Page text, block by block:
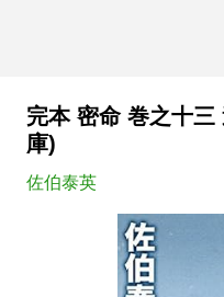
完本 密命 巻之十
庫)
佐伯泰英